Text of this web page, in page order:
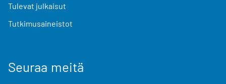
Tulevat julkaisut
Tutkimusaineistot
Seuraa meitä